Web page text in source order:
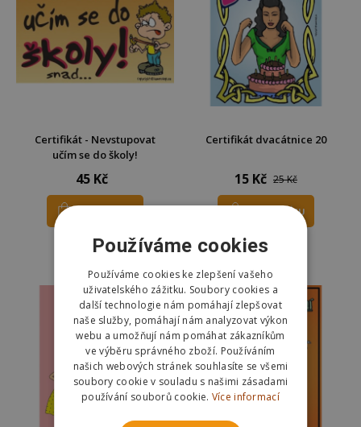
Certifikát - Nevstupovat
učím se do školy!
45 Kč
Skladem
Certifikát dvacátnice 20
15 Kč 25 Kč
DO KOŠÍKU
Skladem
Používáme cookies
Používáme cookies ke zlepšení vašeho
uživatelského zážitku. Soubory cookies a
další technologie nám pomáhají zlepšovat
naše služby, pomáhají nám analyzovat výkon
webu a umožňují nám pomáhat zákazníkům
ve výběru správného zboží. Používáním
našich webových stránek souhlasíte se všemi
soubory cookie v souladu s našimi zásadami
používání souborů cookie. Více informací